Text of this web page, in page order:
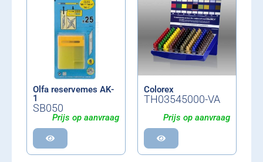
Olfa reservemes AK-
1
SB050
Prijs op aanvraag
Colorex
TH03545000-VA
Prijs op aanvraag